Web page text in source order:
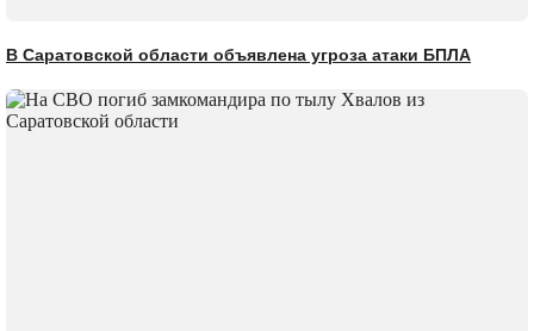
В Саратовской области объявлена угроза атаки БПЛА